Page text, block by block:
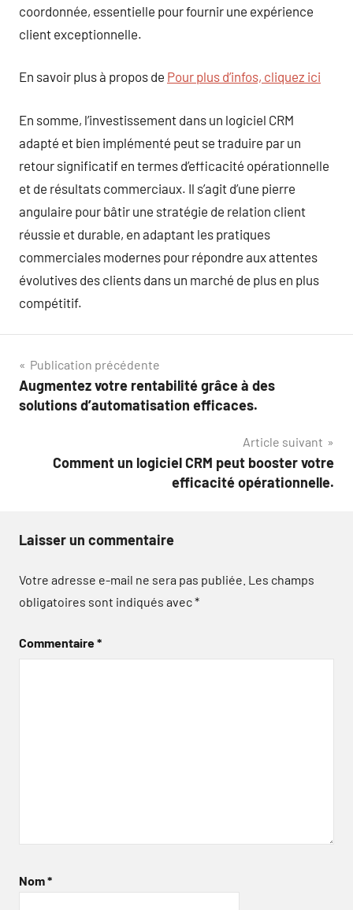
coordonnée, essentielle pour fournir une expérience
client exceptionnelle.
En savoir plus à propos de Pour plus d’infos, cliquez ici
En somme, l’investissement dans un logiciel CRM
adapté et bien implémenté peut se traduire par un
retour significatif en termes d’efficacité opérationnelle
et de résultats commerciaux. Il s’agit d’une pierre
angulaire pour bâtir une stratégie de relation client
réussie et durable, en adaptant les pratiques
commerciales modernes pour répondre aux attentes
évolutives des clients dans un marché de plus en plus
compétitif.
Navigation
de
Publication précédente
Augmentez votre rentabilité grâce à des
solutions d’automatisation efficaces.
Article suivant
Comment un logiciel CRM peut booster votre
efficacité opérationnelle.
Laisser un commentaire
Votre adresse e-mail ne sera pas publiée. Les champs
obligatoires sont indiqués avec*
Commentaire*
Nom*